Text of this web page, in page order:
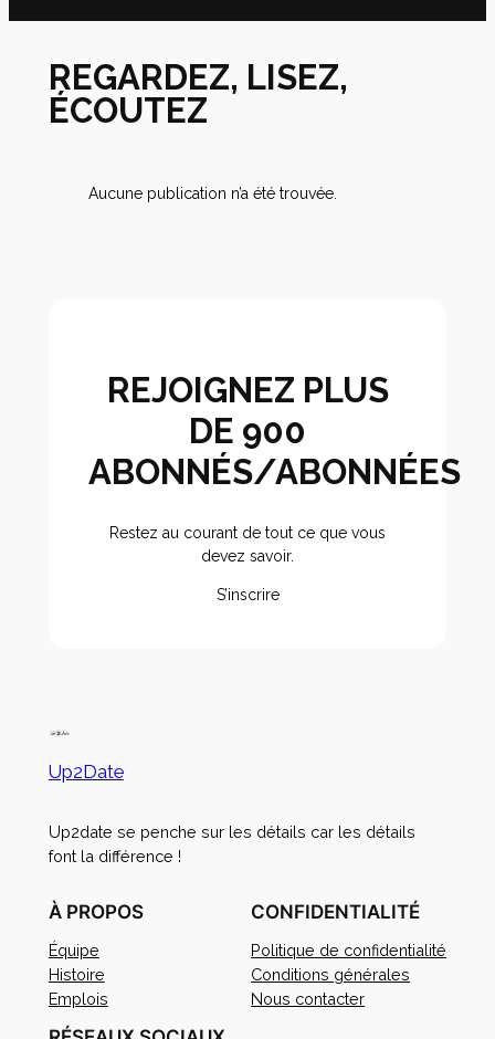
REGARDEZ, LISEZ,
ÉCOUTEZ
Aucune publication n’a été trouvée.
REJOIGNEZ PLUS
DE 900
ABONNÉS/ABONNÉES
Restez au courant de tout ce que vous
devez savoir.
S’inscrire
Up2Date
Up2date se penche sur les détails car les détails
font la différence !
À PROPOS
Équipe
Histoire
Emplois
CONFIDENTIALITÉ
Politique de confidentialité
Conditions générales
Nous contacter